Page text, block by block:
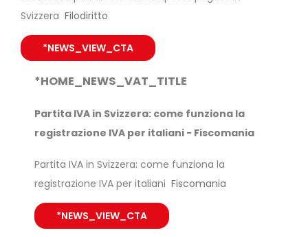
Svizzera Filodiritto
*NEWS_VIEW_CTA
*HOME_NEWS_VAT_TITLE
Partita IVA in Svizzera: come funziona la
registrazione IVA per italiani - Fiscomania
Partita IVA in Svizzera: come funziona la
registrazione IVA per italiani Fiscomania
*NEWS_VIEW_CTA